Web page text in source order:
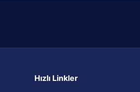
Hızlı Linkler